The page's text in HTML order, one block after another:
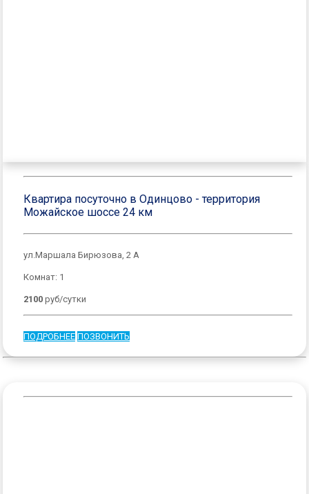
Квартира посуточно в Одинцово - территория
Можайское шоссе 24 км
ул.Маршала Бирюзова, 2 А
Комнат: 1
2100 руб/сутки
ПОДРОБНЕЕ ПОЗВОНИТЬ